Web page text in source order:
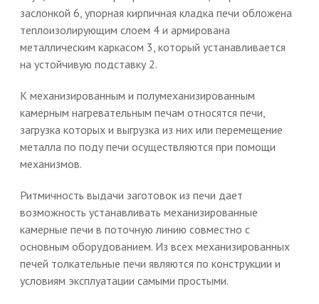
заслонкой 6, упорная кирпичная кладка печи обложена
теплоизолирующим слоем 4 и армирована
металлическим каркасом 3, который устанавливается
на устойчивую подставку 2.
К механизированным и полумеханизированным
камерным нагревательным печам относятся печи,
загрузка которых и выгрузка из них или перемещение
металла по поду печи осуществляются при помощи
механизмов.
Ритмичность выдачи заготовок из печи дает
возможность устанавливать механизированные
камерные печи в поточную линию совместно с
основным оборудованием. Из всех механизированных
печей толкательные печи являются по конструкции и
условиям эксплуатации самыми простыми.